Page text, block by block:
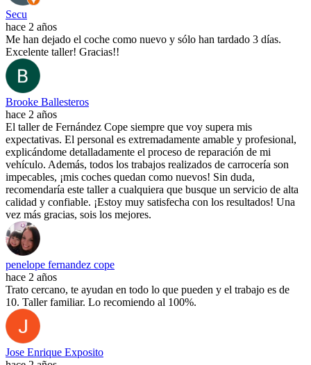
Secu
hace 2 años
Me han dejado el coche como nuevo y sólo han tardado 3 días.
Excelente taller! Gracias!!
Brooke Ballesteros
hace 2 años
El taller de Fernández Cope siempre que voy supera mis
expectativas. El personal es extremadamente amable y profesional,
explicándome detalladamente el proceso de reparación de mi
vehículo. Además, todos los trabajos realizados de carrocería son
impecables, ¡mis coches quedan como nuevos! Sin duda,
recomendaría este taller a cualquiera que busque un servicio de alta
calidad y confiable. ¡Estoy muy satisfecha con los resultados! Una
vez más gracias, sois los mejores.
penelope fernandez cope
hace 2 años
Trato cercano, te ayudan en todo lo que pueden y el trabajo es de
10. Taller familiar. Lo recomiendo al 100%.
Jose Enrique Exposito